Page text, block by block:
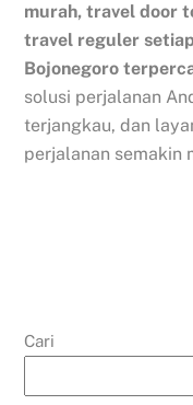
murah, travel door
travel reguler
Bojonegoro
solusi perjalanan
terjangkau, dan
perjalanan semakin
Cari